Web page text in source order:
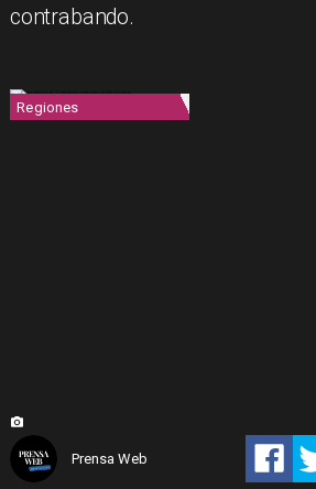
contrabando.
Regiones
Prensa Web